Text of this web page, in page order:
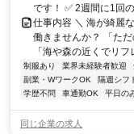
です！ ✅ 2週間に1回
仕事内容 ＼ 海が綺麗
働きませんか？ 「た
「海や森の近くでリ
制服あり 業界未経験者歓迎
副業・WワークOK
隔週シフ
学歴不問
車通勤OK 平日の
同じ企業の求人